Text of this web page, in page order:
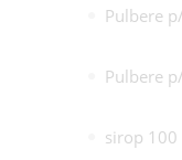
Pulbere
Pulbere
sirop 100